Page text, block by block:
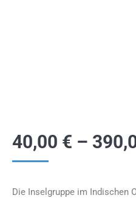
40,00 € –
Die Inselgruppe im Indischen